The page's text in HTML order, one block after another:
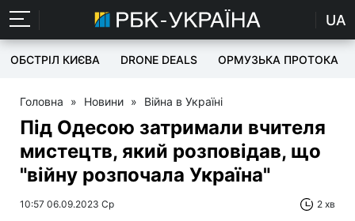
UA
ОБСТРІЛ КИЄВА DRONE DEALS ОРМУЗЬКА ПРОТОКА
Головна » Новини » Війна в Україні
Під Одесою затримали вчителя
мистецтв, який розповідав, що
"війну розпочала Україна"
10:57 06.09.2023 Ср 2 хв